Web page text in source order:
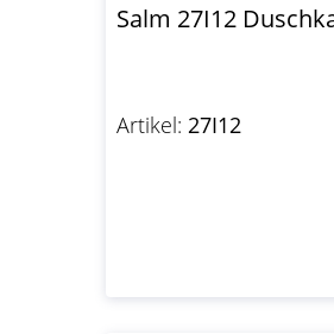
Salm 27I12
Artikel: 27I12